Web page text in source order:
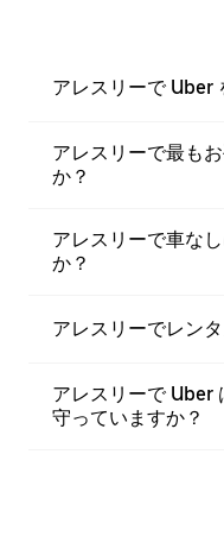
アレスリーで Uber
アレスリーで最も
か？
アレスリーで車な
か？
アレスリーでレン
アレスリーで Uber
守っていますか？